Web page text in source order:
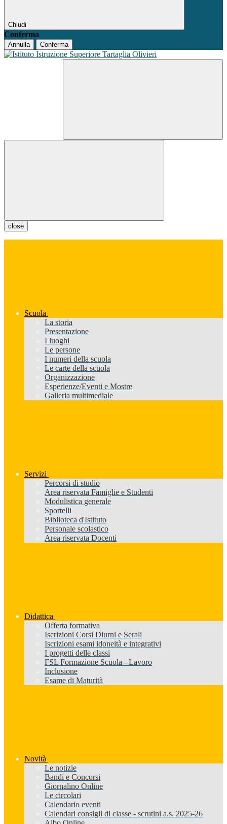
Chiudi
Conferma
Annulla Conferma
close
Scuola
La storia
Presentazione
I luoghi
Le persone
I numeri della scuola
Le carte della scuola
Organizzazione
Esperienze/Eventi e Mostre
Galleria multimediale
Servizi
Percorsi di studio
Area riservata Famiglie e Studenti
Modulistica generale
Sportelli
Biblioteca d'Istituto
Personale scolastico
Area riservata Docenti
Didattica
Offerta formativa
Iscrizioni Corsi Diurni e Serali
Iscrizioni esami idoneità e integrativi
I progetti delle classi
FSL Formazione Scuola - Lavoro
Inclusione
Esame di Maturità
Novità
Le notizie
Bandi e Concorsi
Giornalino Online
Le circolari
Calendario eventi
Calendari consigli di classe - scrutini a.s. 2025-26